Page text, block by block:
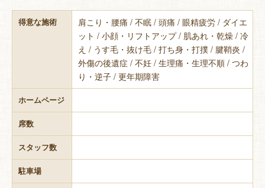
得意な施術
肩こり・腰痛 / 不眠 / 頭痛 / 眼精疲労 / ダイエ
ット / 小顔・リフトアップ / 肌あれ・乾燥 / 冷
え / うす毛・抜け毛 / 打ち身・打撲 / 腱鞘炎 /
外傷の後遺症 / 不妊 / 生理痛・生理不順 / つわ
り・逆子 / 更年期障害
ホームページ
席数
スタッフ数
駐車場